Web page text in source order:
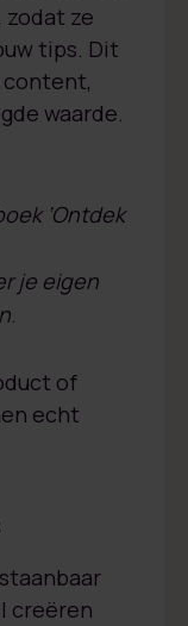
ze
tips. Dit
waarde.
‘Ontdek
je eigen
.
of
echt
creëren